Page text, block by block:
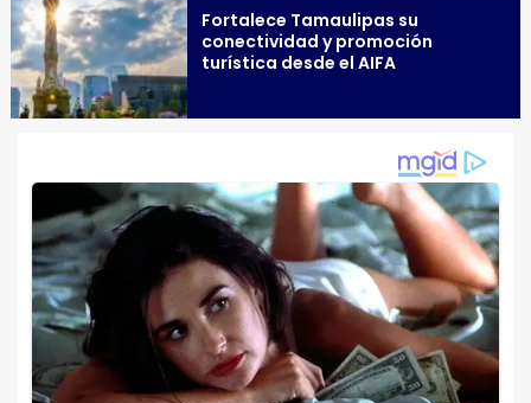
Fortalece Tamaulipas su
conectividad y promoción
turística desde el AIFA